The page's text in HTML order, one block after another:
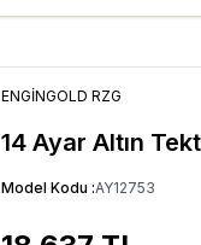
ENGİNGOLD RZG
14 Ayar Altın
Model Kodu :AY12753